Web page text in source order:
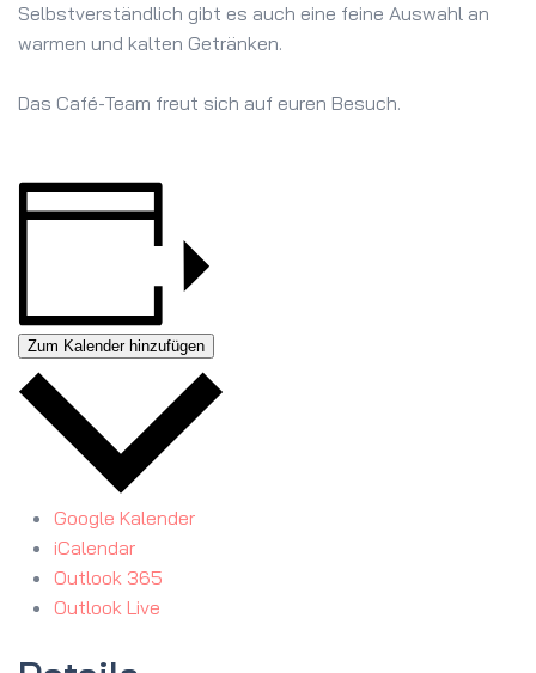
Selbstverständlich gibt es auch eine feine Auswahl an
warmen und kalten Getränken.
Das Café-Team freut sich auf euren Besuch.
Zum Kalender hinzufügen
Google Kalender
iCalendar
Outlook 365
Outlook Live